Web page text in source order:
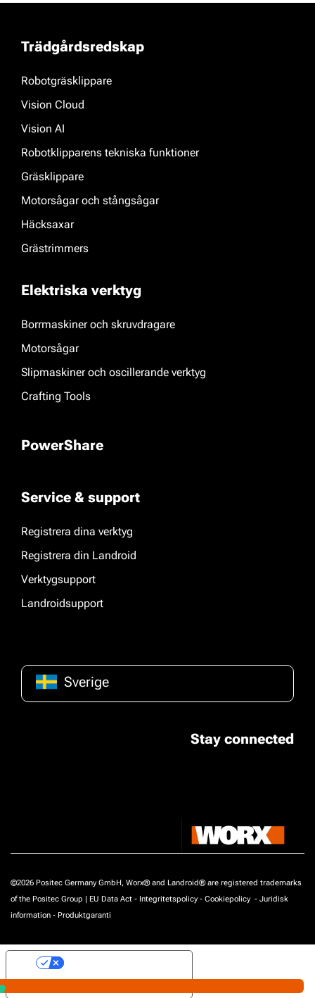
Trädgårdsredskap
Robotgräsklippare
Vision Cloud
Vision AI
Robotklipparens tekniska funktioner
Gräsklippare
Motorsågar och stångsågar
Häcksaxar
Grästrimmers
Elektriska verktyg
Borrmaskiner och skruvdragare
Motorsågar
Slipmaskiner och oscillerande verktyg
Crafting Tools
PowerShare
Service & support
Registrera dina verktyg
Registrera din Landroid
Verktygsupport
Landroidsupport
Sverige
Stay connected
©2026 Positec Germany GmbH, Worx® and Landroid® are registered trademarks
of the Positec Group | EU Data Act - Integritetspolicy - Cookiepolicy - Juridisk
information - Produktgaranti
Your Privacy Choices